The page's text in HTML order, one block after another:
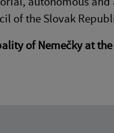
of the Slovak
of Nemečky at